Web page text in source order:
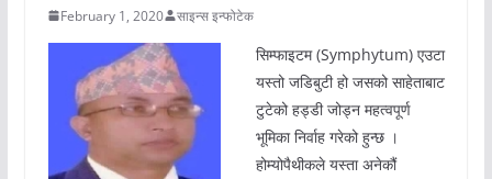
February 1, 2020 साइन्स इन्फोटेक
सिम्फाइटम (Symphytum) एउटा
यस्तो जडिबुटी हो जसको साहेताबाट
टुटेको हड्डी जोड्न महत्वपूर्ण
भूमिका निर्वाह गरेको हुन्छ ।
होम्योपैथीकले यस्ता अनेकौं